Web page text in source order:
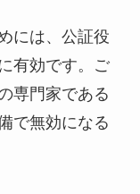
には、公証役
有効です。ご
専門家である
で無効になる